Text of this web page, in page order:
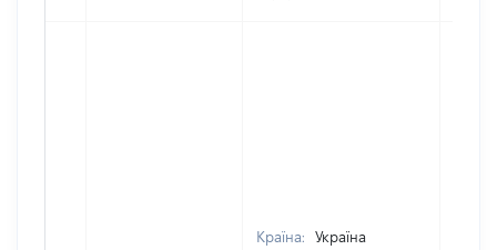
Країна:
Україна